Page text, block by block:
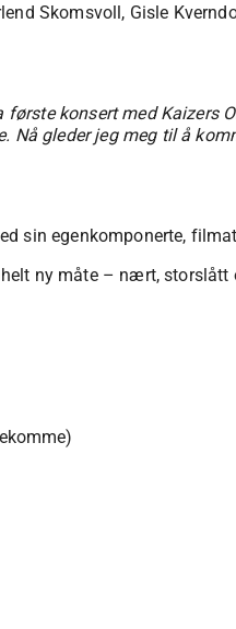
Skomsvoll, Gisle
konsert med
Nå gleder jeg meg til å
sin egenkomponerte,
ny måte – nært,